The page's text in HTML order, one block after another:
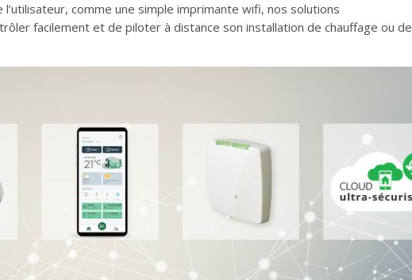
comme une simple imprimante wifi, nos solutions
facilement et de piloter à distance son installation de chauffage ou de